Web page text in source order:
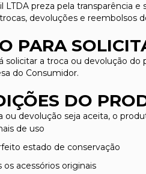
LTDA preza pela transparência
devoluções e reembolsos
PARA
solicitar a troca ou devolução
do Consumidor.
DO
ou devolução seja aceita, o
de uso
estado de conservação
acessórios originais